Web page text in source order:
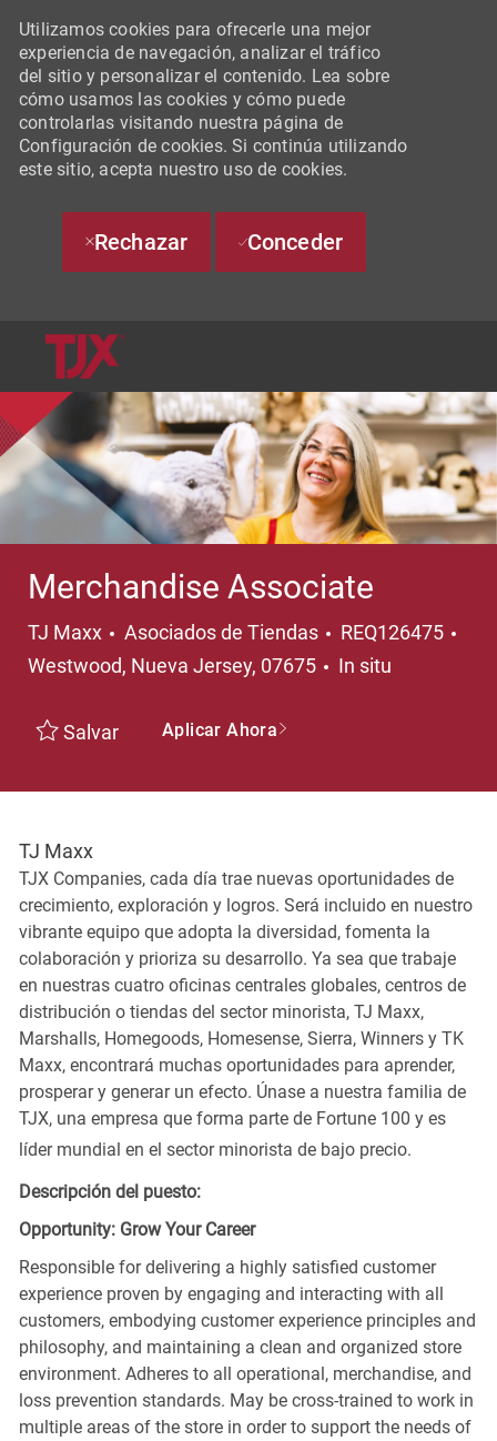
Utilizamos cookies para ofrecerle una mejor
experiencia de navegación, analizar el tráfico
del sitio y personalizar el contenido. Lea sobre
cómo usamos las cookies y cómo puede
controlarlas visitando nuestra página de
Configuración de cookies. Si continúa utilizando
este sitio, acepta nuestro uso de cookies.
Rechazar Conceder
Merchandise Associate
TJ Maxx Categoría
Asociados de Tiendas REQ126475
Westwood, Nueva Jersey, 07675
In situ
Salvar Aplicar Ahora
TJ Maxx
TJX Companies, cada día trae nuevas oportunidades de
crecimiento, exploración y logros. Será incluido en nuestro
vibrante equipo que adopta la diversidad, fomenta la
colaboración y prioriza su desarrollo. Ya sea que trabaje
en nuestras cuatro oficinas centrales globales, centros de
distribución o tiendas del sector minorista, TJ Maxx,
Marshalls, Homegoods, Homesense, Sierra, Winners y TK
Maxx, encontrará muchas oportunidades para aprender,
prosperar y generar un efecto. Únase a nuestra familia de
TJX, una empresa que forma parte de Fortune 100 y es
líder mundial en el sector minorista de bajo precio.
Descripción del puesto:
Opportunity: Grow Your Career
Responsible for delivering a highly satisfied customer
experience proven by engaging and interacting with all
customers, embodying customer experience principles and
philosophy, and maintaining a clean and organized store
environment. Adheres to all operational, merchandise, and
loss prevention standards. May be cross-trained to work in
multiple areas of the store in order to support the needs of